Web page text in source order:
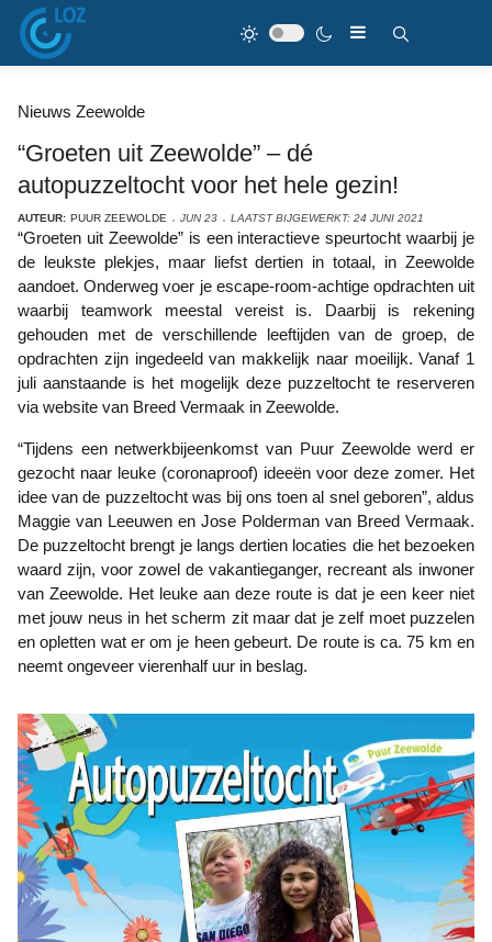
Nieuws Zeewolde
“Groeten uit Zeewolde” – dé
autopuzzeltocht voor het hele gezin!
AUTEUR: PUUR ZEEWOLDE JUN 23 LAATST BIJGEWERKT: 24 JUNI 2021
“Groeten uit Zeewolde” is een interactieve speurtocht waarbij je
de leukste plekjes, maar liefst dertien in totaal, in Zeewolde
aandoet. Onderweg voer je escape-room-achtige opdrachten uit
waarbij teamwork meestal vereist is. Daarbij is rekening
gehouden met de verschillende leeftijden van de groep, de
opdrachten zijn ingedeeld van makkelijk naar moeilijk. Vanaf 1
juli aanstaande is het mogelijk deze puzzeltocht te reserveren
via website van Breed Vermaak in Zeewolde.
“Tijdens een netwerkbijeenkomst van Puur Zeewolde werd er
gezocht naar leuke (coronaproof) ideeën voor deze zomer. Het
idee van de puzzeltocht was bij ons toen al snel geboren”, aldus
Maggie van Leeuwen en Jose Polderman van Breed Vermaak.
De puzzeltocht brengt je langs dertien locaties die het bezoeken
waard zijn, voor zowel de vakantieganger, recreant als inwoner
van Zeewolde. Het leuke aan deze route is dat je een keer niet
met jouw neus in het scherm zit maar dat je zelf moet puzzelen
en opletten wat er om je heen gebeurt. De route is ca. 75 km en
neemt ongeveer vierenhalf uur in beslag.